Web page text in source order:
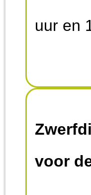
uur en
voor